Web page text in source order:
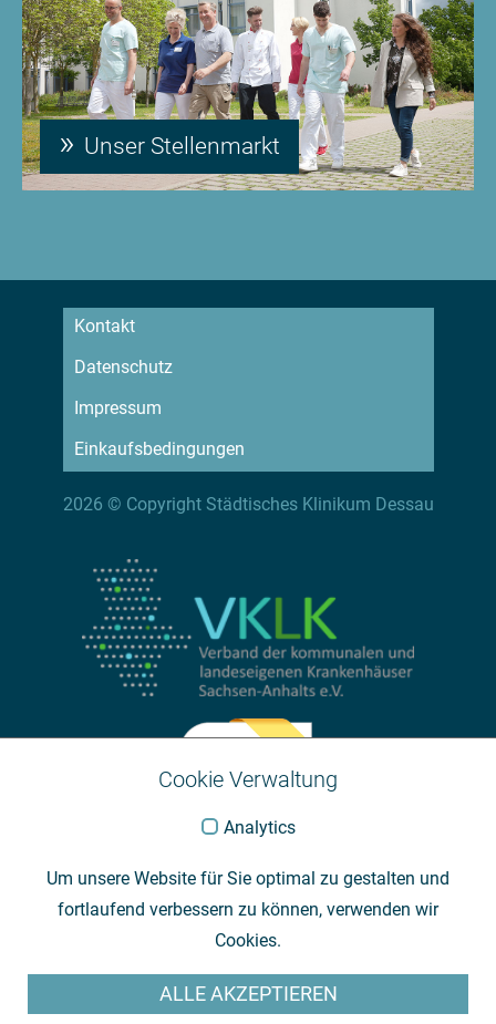
Unser Stellenmarkt
Kontakt
Datenschutz
Impressum
Einkaufsbedingungen
2026 © Copyright Städtisches Klinikum Dessau
Cookie Verwaltung
Analytics
Um unsere Website für Sie optimal zu gestalten und
fortlaufend verbessern zu können, verwenden wir
Cookies.
ALLE AKZEPTIEREN